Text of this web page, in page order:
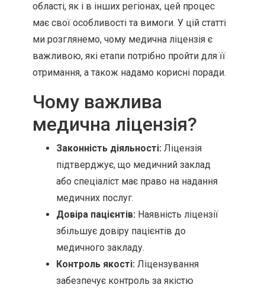
області, як і в інших регіонах, цей процес
має свої особливості та вимоги. У цій статті
ми розглянемо, чому медична ліцензія є
важливою, які етапи потрібно пройти для її
отримання, а також надамо корисні поради.
Чому важлива
медична ліцензія?
Законність діяльності: Ліцензія
підтверджує, що медичний заклад
або спеціаліст має право на надання
медичних послуг.
Довіра пацієнтів: Наявність ліцензії
збільшує довіру пацієнтів до
медичного закладу.
Контроль якості: Ліцензування
забезпечує контроль за якістю